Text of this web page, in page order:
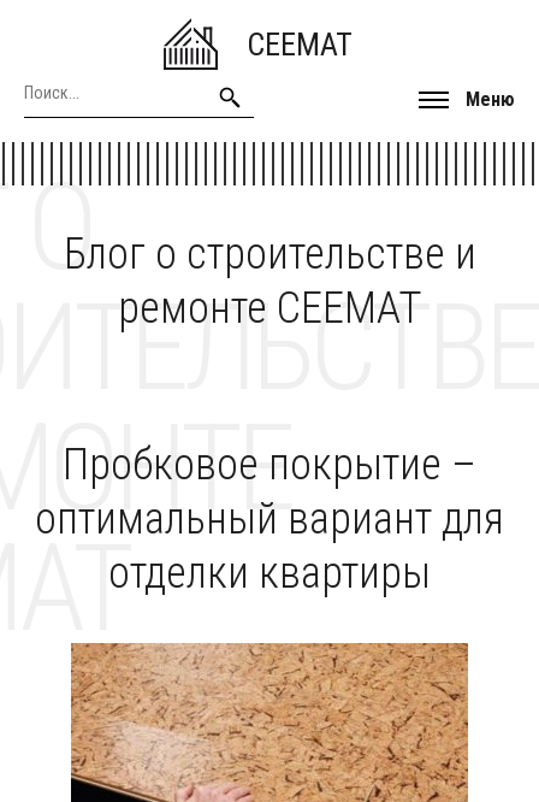
CEEMAT
Меню
Блог о строительстве и
ремонте CEEMAT
О
Пробковое покрытие –
оптимальный вариант для
отделки квартиры